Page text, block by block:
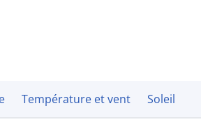
Température et vent Soleil